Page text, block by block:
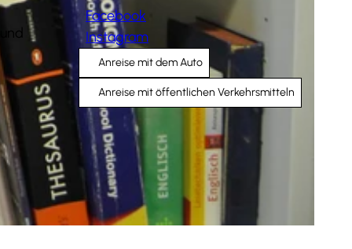
Facebook
Instagram
Anreise mit dem Auto
Anreise mit öffentlichen Verkehrsmitteln